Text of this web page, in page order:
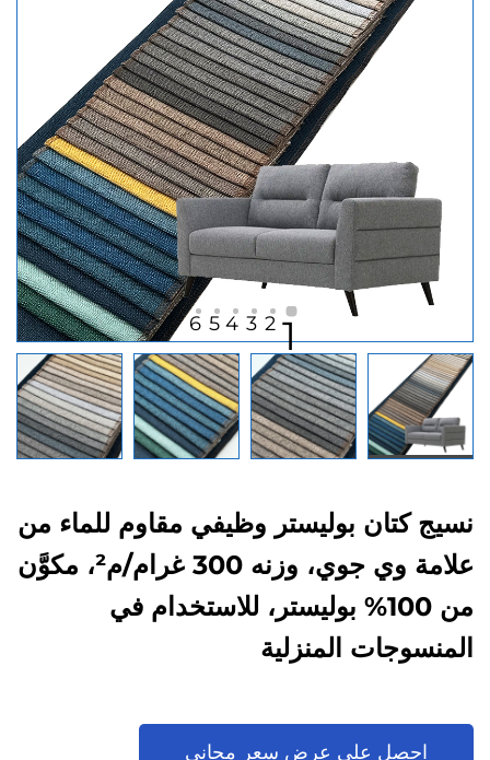
1
2
3
4
5
6
نسيج كتان بوليستر وظيفي مقاوم للماء من
علامة وي جوي، وزنه 300 غرام/م²، مكوَّن
من 100% بوليستر، للاستخدام في
المنسوجات المنزلية
احصل على عرض سعر مجاني